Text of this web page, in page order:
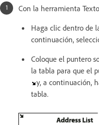
Con la herramienta Texto
Haga clic dentro de
continuación,
Coloque el puntero
la tabla para que el
y, a continuación,
tabla.